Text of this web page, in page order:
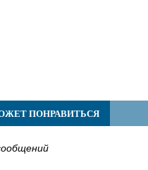
ПОНРАВИТЬСЯ